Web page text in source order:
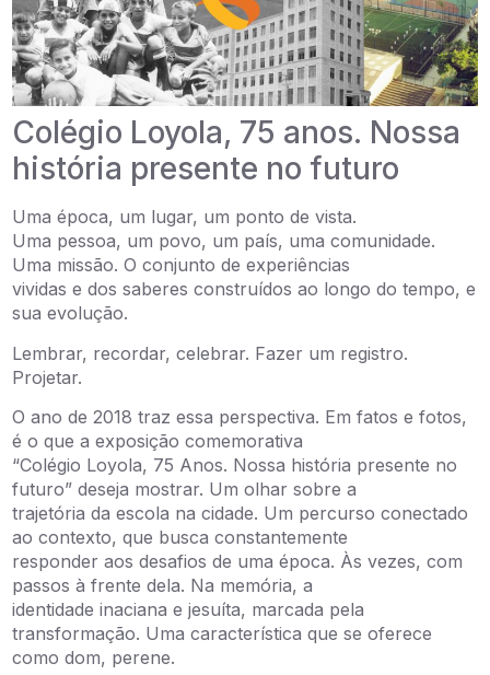
Colégio Loyola, 75 anos. Nossa
história presente no futuro
Uma época, um lugar, um ponto de vista.
Uma pessoa, um povo, um país, uma comunidade.
Uma missão. O conjunto de experiências
vividas e dos saberes construídos ao longo do tempo, e
sua evolução.
Lembrar, recordar, celebrar. Fazer um registro.
Projetar.
O ano de 2018 traz essa perspectiva. Em fatos e fotos,
é o que a exposição comemorativa
“Colégio Loyola, 75 Anos. Nossa história presente no
futuro” deseja mostrar. Um olhar sobre a
trajetória da escola na cidade. Um percurso conectado
ao contexto, que busca constantemente
responder aos desafios de uma época. Às vezes, com
passos à frente dela. Na memória, a
identidade inaciana e jesuíta, marcada pela
transformação. Uma característica que se oferece
como dom, perene.